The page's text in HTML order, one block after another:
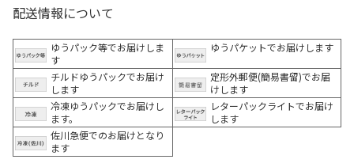
配送情報について
ゆうパック等でお届けしま
す
ゆうパケットでお届けします
チルドゆうパックでお届け
します
定形外郵便(簡易書留)でお届
けします
冷凍ゆうパックでお届けし
ます。
レターパックライトでお届け
します
佐川急便でのお届けとなり
ます